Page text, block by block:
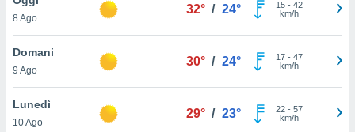
è
al sito
di
ci
di
8 Ago
32° / 24° 15- 42
km/h
Domani
9 Ago
30° / 24° 17- 47
km/h
Lunedì
10 Ago
29° / 23° 22- 57
km/h